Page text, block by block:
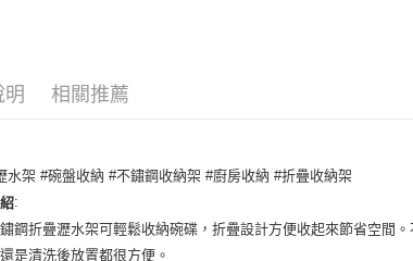
明 相關推薦
水架 #碗盤收納 #不鏽鋼收納架 #廚房收納 #折疊收納架
:
鋼折疊瀝水架可輕鬆收納碗碟，折疊設計方便收起來節省空間
是清洗後放置都很方便。